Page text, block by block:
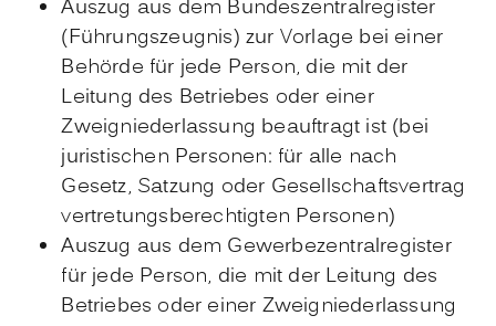
Auszug aus dem Bundeszentralregister
(Führungszeugnis) zur Vorlage bei einer
Behörde für jede Person, die mit der
Leitung des Betriebes oder einer
Zweigniederlassung beauftragt ist (bei
juristischen Personen: für alle nach
Gesetz, Satzung oder Gesellschaftsvertrag
vertretungsberechtigten Personen)
Auszug aus dem Gewerbezentralregister
für jede Person, die mit der Leitung des
Betriebes oder einer Zweigniederlassung